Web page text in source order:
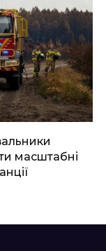
масштабні